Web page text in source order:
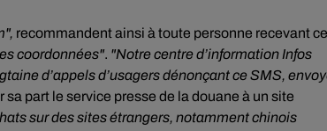
recommandent ainsi à toute personne recevant ce
coordonnées". "Notre centre d’information Infos
d’appels d’usagers dénonçant ce SMS,
sa part le service presse de la douane à un site
sur des sites étrangers, notamment chinois